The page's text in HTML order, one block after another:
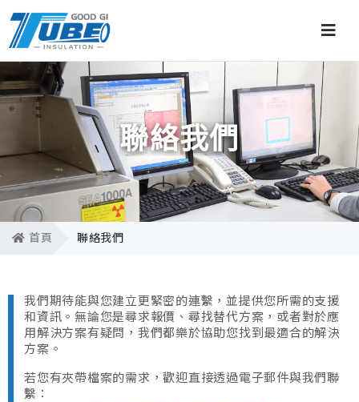
聯絡我們
首頁 聯絡我們
我們期待能與您建立更緊密的連繫，並提供您所需的支援
和資訊。無論您是尋求報價、尋找替代方案，或者對於應
用解決方案有疑問，我們都樂於協助您找到最適合的解決
方案。
若您有夾帶檔案的需求，歡迎直接透過電子郵件與我們聯
繫：